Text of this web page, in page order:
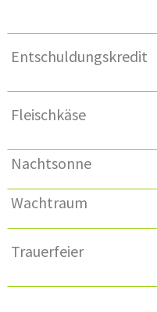
Entschuldungskredit
Fleischkäse
Nachtsonne
Wachtraum
Trauerfeier